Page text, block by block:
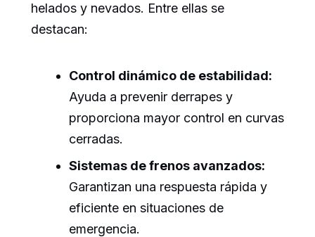
helados y nevados. Entre ellas se
destacan:
Control dinámico de estabilidad:
Ayuda a prevenir derrapes y
proporciona mayor control en curvas
cerradas.
Sistemas de frenos avanzados:
Garantizan una respuesta rápida y
eficiente en situaciones de
emergencia.